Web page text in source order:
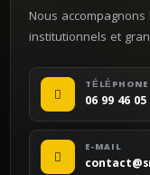
Nous
institutionnels et
TÉLÉPHONE
06 99 46 05
E-MAIL